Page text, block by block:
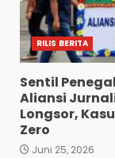
RILIS BERITA
Sentil
Aliansi
Longsor,
Zero
Juni 25, 2026